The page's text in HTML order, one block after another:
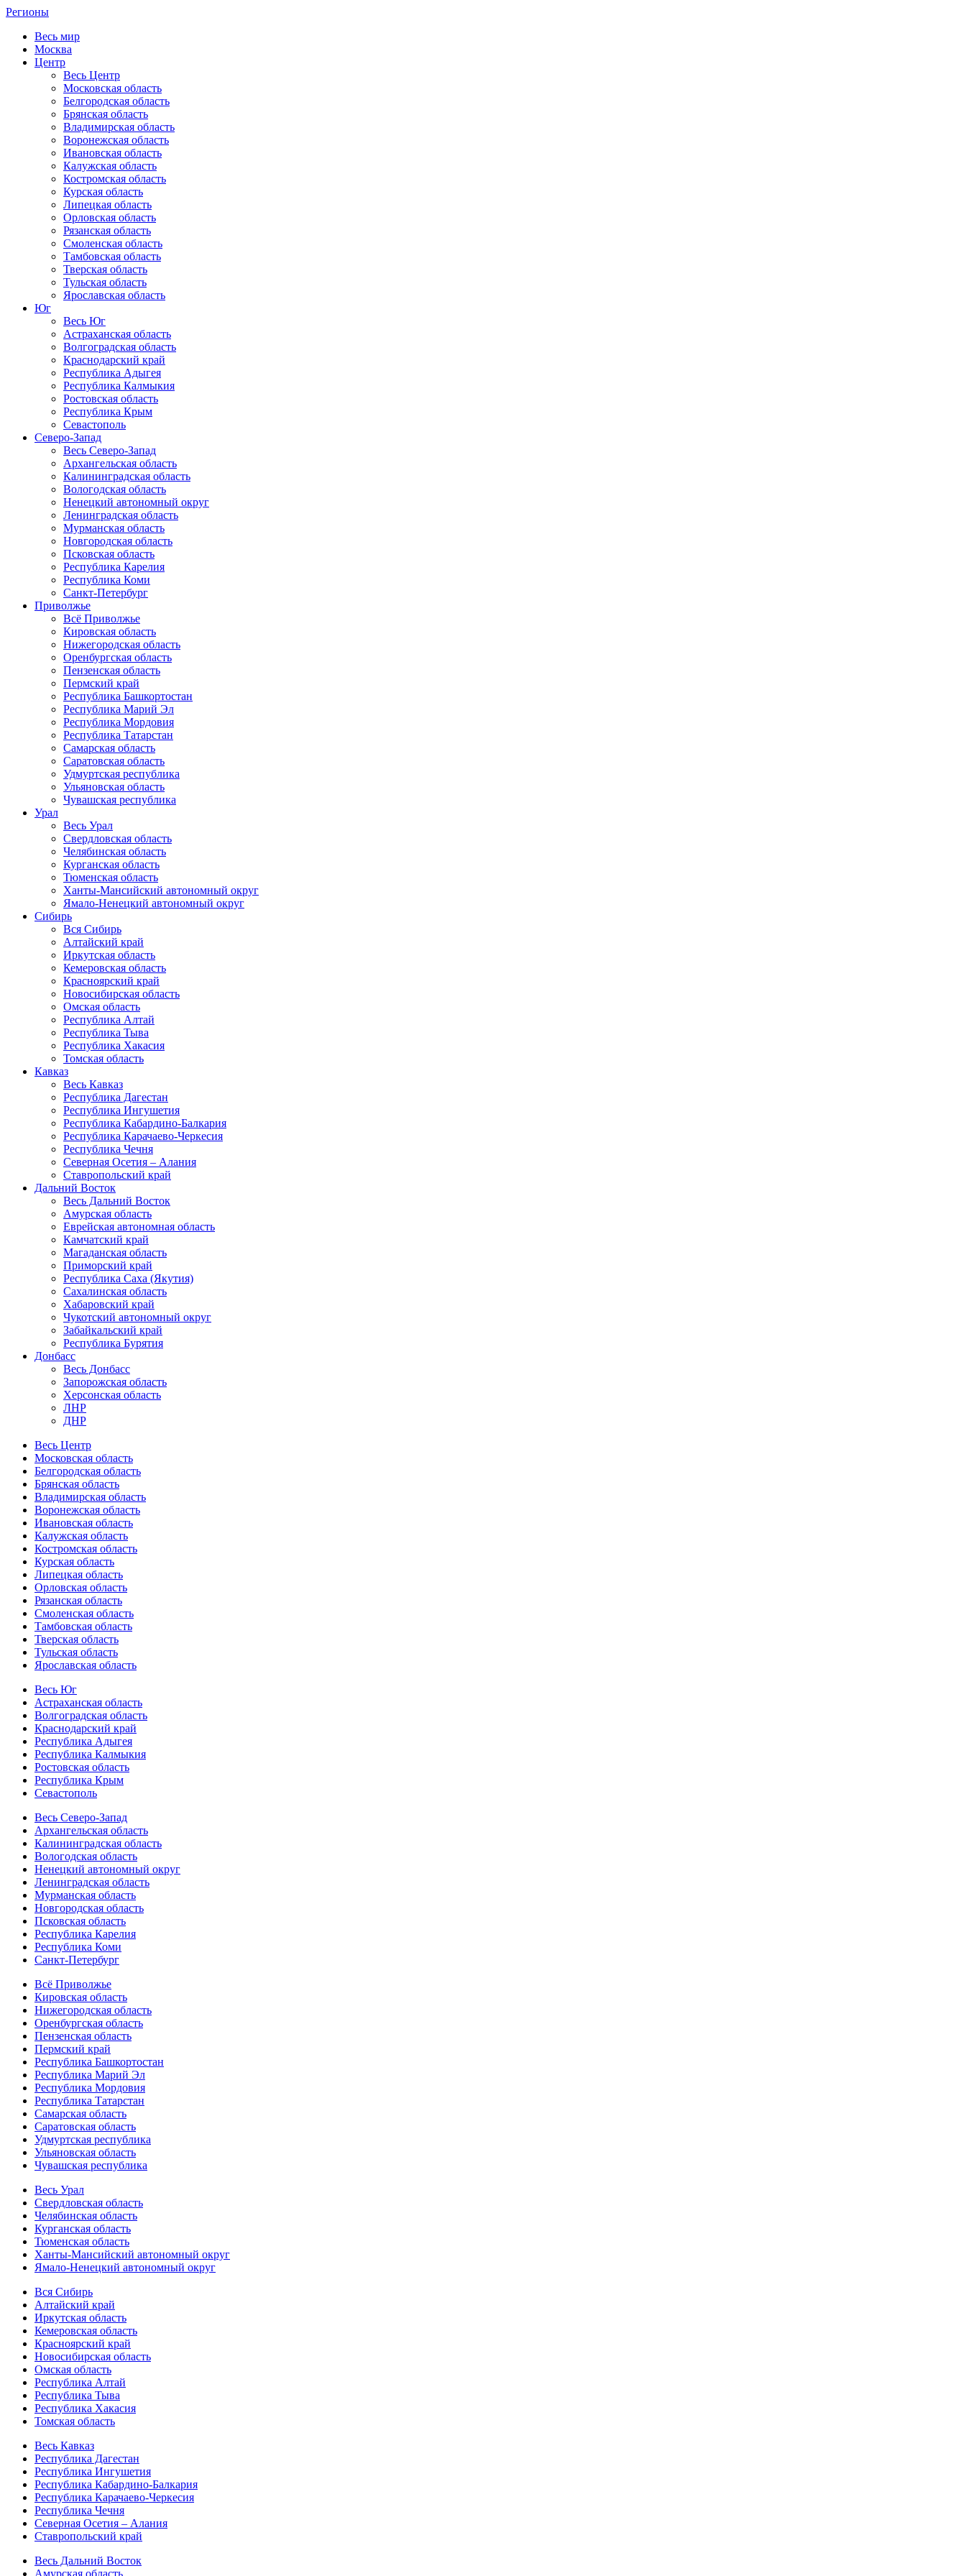
Регионы
Весь мир
Москва
Центр
Весь Центр
Московская область
Белгородская область
Брянская область
Владимирская область
Воронежская область
Ивановская область
Калужская область
Костромская область
Курская область
Липецкая область
Орловская область
Рязанская область
Смоленская область
Тамбовская область
Тверская область
Тульская область
Ярославская область
Юг
Весь Юг
Астраханская область
Волгоградская область
Краснодарский край
Республика Адыгея
Республика Калмыкия
Ростовская область
Республика Крым
Севастополь
Северо-Запад
Весь Северо-Запад
Архангельская область
Калининградская область
Вологодская область
Ненецкий автономный округ
Ленинградская область
Мурманская область
Новгородская область
Псковская область
Республика Карелия
Республика Коми
Санкт-Петербург
Приволжье
Всё Приволжье
Кировская область
Нижегородская область
Оренбургская область
Пензенская область
Пермский край
Республика Башкортостан
Республика Марий Эл
Республика Мордовия
Республика Татарстан
Самарская область
Саратовская область
Удмуртская республика
Ульяновская область
Чувашская республика
Урал
Весь Урал
Свердловская область
Челябинская область
Курганская область
Тюменская область
Ханты-Мансийский автономный округ
Ямало-Ненецкий автономный округ
Сибирь
Вся Сибирь
Алтайский край
Иркутская область
Кемеровская область
Красноярский край
Новосибирская область
Омская область
Республика Алтай
Республика Тыва
Республика Хакасия
Томская область
Кавказ
Весь Кавказ
Республика Дагестан
Республика Ингушетия
Республика Кабардино-Балкария
Республика Карачаево-Черкесия
Республика Чечня
Северная Осетия – Алания
Ставропольский край
Дальний Восток
Весь Дальний Восток
Амурская область
Еврейская автономная область
Камчатский край
Магаданская область
Приморский край
Республика Саха (Якутия)
Сахалинская область
Хабаровский край
Чукотский автономный округ
Забайкальский край
Республика Бурятия
Донбасс
Весь Донбасс
Запорожская область
Херсонская область
ЛНР
ДНР
Весь Центр
Московская область
Белгородская область
Брянская область
Владимирская область
Воронежская область
Ивановская область
Калужская область
Костромская область
Курская область
Липецкая область
Орловская область
Рязанская область
Смоленская область
Тамбовская область
Тверская область
Тульская область
Ярославская область
Весь Юг
Астраханская область
Волгоградская область
Краснодарский край
Республика Адыгея
Республика Калмыкия
Ростовская область
Республика Крым
Севастополь
Весь Северо-Запад
Архангельская область
Калининградская область
Вологодская область
Ненецкий автономный округ
Ленинградская область
Мурманская область
Новгородская область
Псковская область
Республика Карелия
Республика Коми
Санкт-Петербург
Всё Приволжье
Кировская область
Нижегородская область
Оренбургская область
Пензенская область
Пермский край
Республика Башкортостан
Республика Марий Эл
Республика Мордовия
Республика Татарстан
Самарская область
Саратовская область
Удмуртская республика
Ульяновская область
Чувашская республика
Весь Урал
Свердловская область
Челябинская область
Курганская область
Тюменская область
Ханты-Мансийский автономный округ
Ямало-Ненецкий автономный округ
Вся Сибирь
Алтайский край
Иркутская область
Кемеровская область
Красноярский край
Новосибирская область
Омская область
Республика Алтай
Республика Тыва
Республика Хакасия
Томская область
Весь Кавказ
Республика Дагестан
Республика Ингушетия
Республика Кабардино-Балкария
Республика Карачаево-Черкесия
Республика Чечня
Северная Осетия – Алания
Ставропольский край
Весь Дальний Восток
Амурская область